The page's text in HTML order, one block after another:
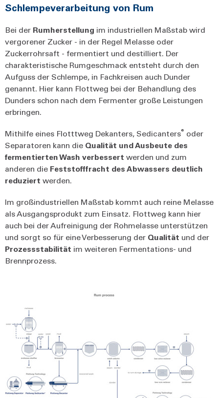
Schlempeverarbeitung von Rum
Bei der Rumherstellung im industriellen Maßstab wird
vergorener Zucker - in der Regel Melasse oder
Zuckerrohrsaft - fermentiert und destilliert. Der
charakteristische Rumgeschmack entsteht durch den
Aufguss der Schlempe, in Fachkreisen auch Dunder
genannt. Hier kann Flottweg bei der Behandlung des
Dunders schon nach dem Fermenter große Leistungen
erbringen.
Mithilfe eines Flotttweg Dekanters, Sedicanters® oder
Separatoren kann die Qualität und Ausbeute des
fermentierten Wash verbessert werden und zum
anderen die Feststofffracht des Abwassers deutlich
reduziert werden.
Im großindustriellen Maßstab kommt auch reine Melasse
als Ausgangsprodukt zum Einsatz. Flottweg kann hier
auch bei der Aufreinigung der Rohmelasse unterstützen
und sorgt so für eine Verbesserung der Qualität und der
Prozessstabilität im weiteren Fermentations- und
Brennprozess.